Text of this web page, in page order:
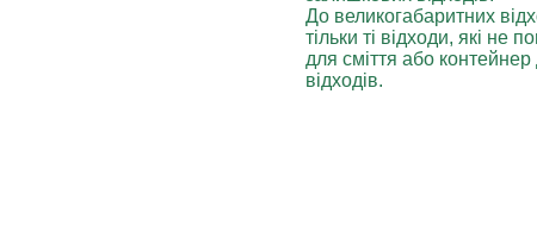
До великогабаритних
тільки ті відходи, які не
для сміття або
відходів.